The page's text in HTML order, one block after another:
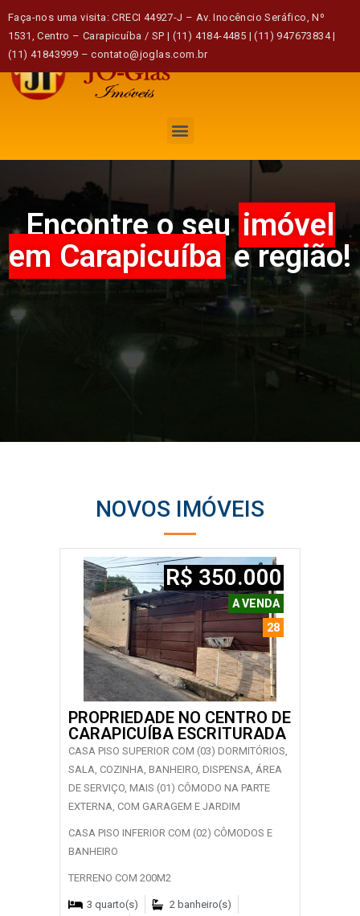
Faça-nos uma visita: CRECI 44927-J – Av. Inocêncio Seráfico, Nº
1531, Centro – Carapicuíba / SP | (11) 4184-4485 | (11) 947673834 |
(11) 41843999 – contato@joglas.com.br
Encontre o seuimóvel
em Carapicuíbae região!
NOVOS IMÓVEIS
A VENDA
28
R$ 350.000
PROPRIEDADE NO CENTRO DE
CARAPICUÍBA ESCRITURADA
CASA PISO SUPERIOR COM (03) DORMITÓRIOS,
SALA, COZINHA, BANHEIRO, DISPENSA, ÁREA
DE SERVIÇO, MAIS (01) CÔMODO NA PARTE
EXTERNA, COM GARAGEM E JARDIM
CASA PISO INFERIOR COM (02) CÔMODOS E
BANHEIRO
TERRENO COM 200M2
3 quarto(s)
2 banheiro(s)